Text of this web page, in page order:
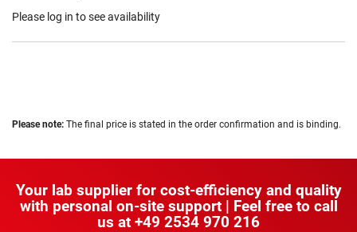
Please log in to see availability
Please note: The final price is stated in the order confirmation and is binding.
Your lab supplier for cost-efficiency and quality
with personal on-site support | Feel free to call
us at +49 2534 970 216